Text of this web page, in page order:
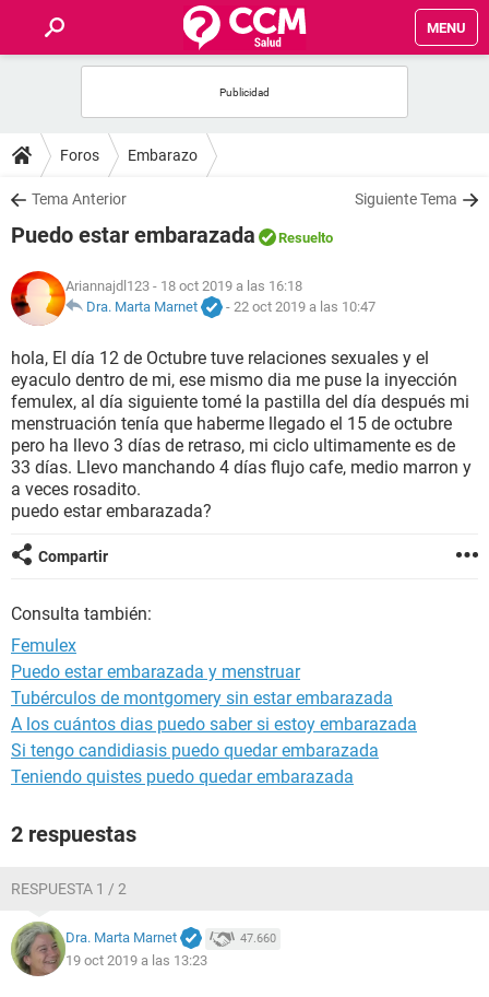
MENU
FOROS
SALUD
NUTRICIÓN
BIENESTAR
SEXUALIDAD
GLOSARIO
Foros Embarazo
Tema Anterior Siguiente Tema
Puedo estar embarazada Resuelto
Ariannajdl123 - 18 oct 2019 a las 16:18
Dra. Marta Marnet
- 22 oct 2019 a las 10:47
hola, El día 12 de Octubre tuve relaciones sexuales y el
eyaculo dentro de mi, ese mismo dia me puse la inyección
femulex, al día siguiente tomé la pastilla del día después mi
menstruación tenía que haberme llegado el 15 de octubre
pero ha llevo 3 días de retraso, mi ciclo ultimamente es de
33 días. Llevo manchando 4 días flujo cafe, medio marron y
a veces rosadito.
puedo estar embarazada?
Compartir
Consulta también:
Femulex
Puedo estar embarazada y menstruar
Tubérculos de montgomery sin estar embarazada
A los cuántos dias puedo saber si estoy embarazada
Si tengo candidiasis puedo quedar embarazada
Teniendo quistes puedo quedar embarazada
2 respuestas
RESPUESTA 1 / 2
Dra. Marta Marnet 47.660
19 oct 2019 a las 13:23